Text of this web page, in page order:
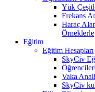
Yük
Frekans
Haraç
Örneklerle
Eğitim
Eğitim Hesapları
SkyCiv
Vaka
SkyCiv